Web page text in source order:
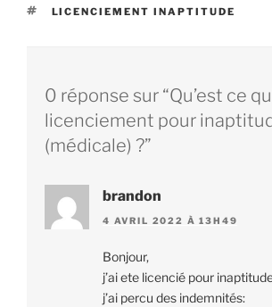
ÉTIQUETTES
LICENCIEMENT INAPTITUDE
0 réponse sur “Qu’est ce
licenciement pour
(médicale) ?”
brandon
4 AVRIL 2022 À 13H49
Bonjour,
j’ai ete licencié pour
j’ai percu des indemnités: